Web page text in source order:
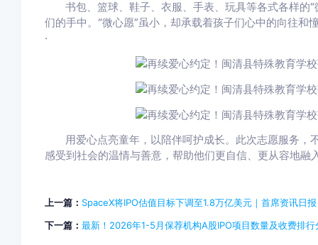
书包、篮球、鞋子、衣服、手表、玩具等各式各样的
们的手中。“微心愿”虽小，却承载着孩子们心中的向往
·
用爱心点亮童年，以陪伴呵护成长。此次志愿服务
感受到社会的温情与善意，帮助他们更自信、更从容地融
上一篇： SpaceX将IPO估值目标下调至1.8万亿美元｜首席资讯日报
下一篇： 最新！2026年1-5月保荐机构A股IPO项目数量及收费排行